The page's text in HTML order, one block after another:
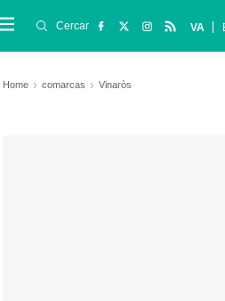
Cercar VA
Home comarcas Vinaròs